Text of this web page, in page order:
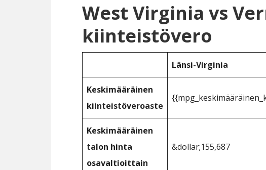
West Virginia vs
kiinteistövero
Länsi-Virginia
Keskimääräinen
kiinteistöveroaste
Keskimääräinen
talon hinta
osavaltioittain
&dollar;155,687